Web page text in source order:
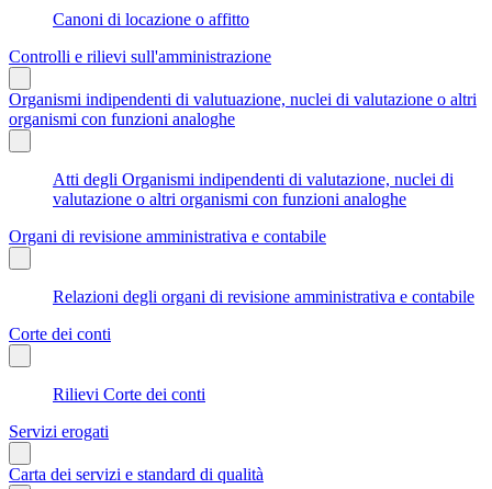
Canoni di locazione o affitto
Controlli e rilievi sull'amministrazione
Organismi indipendenti di valutuazione, nuclei di valutazione o altri
organismi con funzioni analoghe
Atti degli Organismi indipendenti di valutazione, nuclei di
valutazione o altri organismi con funzioni analoghe
Organi di revisione amministrativa e contabile
Relazioni degli organi di revisione amministrativa e contabile
Corte dei conti
Rilievi Corte dei conti
Servizi erogati
Carta dei servizi e standard di qualità